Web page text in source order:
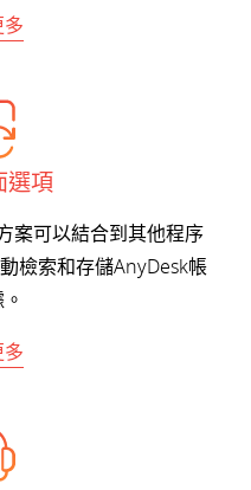
選項
案可以結合到其他程序
檢索和存儲AnyDesk帳